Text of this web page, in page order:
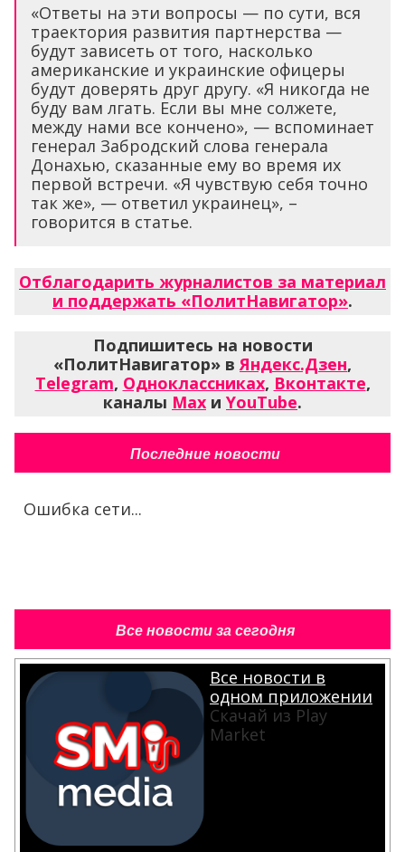
«Ответы на эти вопросы — по сути, вся
траектория развития партнерства —
будут зависеть от того, насколько
американские и украинские офицеры
будут доверять друг другу. «Я никогда не
буду вам лгать. Если вы мне солжете,
между нами все кончено», — вспоминает
генерал Забродский слова генерала
Донахью, сказанные ему во время их
первой встречи. «Я чувствую себя точно
так же», — ответил украинец», –
говорится в статье.
Отблагодарить журналистов за материал
и поддержать «ПолитНавигатор».
Подпишитесь на новости
«ПолитНавигатор» в Яндекс.Дзен,
Telegram, Одноклассниках, Вконтакте,
каналы Max и YouTube.
Последние новости
Ошибка сети...
Все новости за сегодня
Все новости в
одном приложении
Скачай из Play
Market